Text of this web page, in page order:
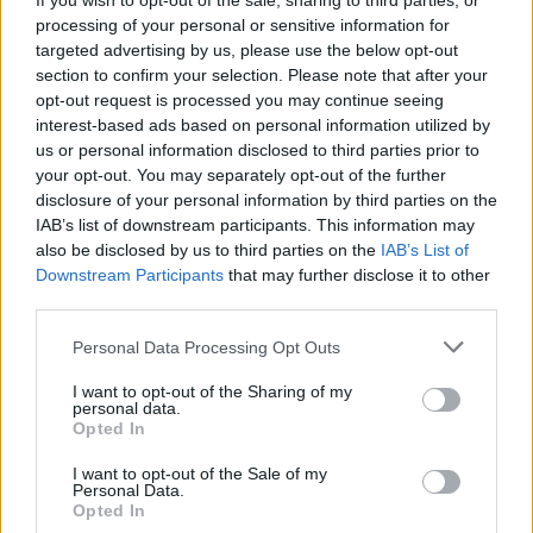
processing of your personal or sensitive information for
targeted advertising by us, please use the below opt-out
section to confirm your selection. Please note that after your
opt-out request is processed you may continue seeing
interest-based ads based on personal information utilized by
us or personal information disclosed to third parties prior to
your opt-out. You may separately opt-out of the further
disclosure of your personal information by third parties on the
IAB’s list of downstream participants. This information may
also be disclosed by us to third parties on the IAB’s List of
Downstream Participants that may further disclose it to other
Personal Data Processing Opt Outs
I want to opt-out of the Sharing of my
personal data.
Opted In
I want to opt-out of the Sale of my
Personal Data.
Opted In
spermy prawdopodobnie nastąpił w środku
pochwy ( po pójściu do toalety odkryłam, że
cała okolica mojej pochwy jest mokra od
spermy) Dziś, 4 stycznia ok godziny 13 ( mniej
więcej 12 godzin po stosunku) przyjęłam
tabletkę ellaOne Jakie w tej sytuacji są szanse
na zajście w ciążę i czy one wgl istnieją Jestem
przerażona sytuacja, pierwszy raz pękła nam
gumka, pierwszy raz partner spuścił się
wewnątrz mnie I pierwszy raz brałam taką
tabletkę Bardzo się boję że kalendarzyk z
aplikacji w telefonie mógł zawieść i na przykład
dzień owulacji nastąpił nie 29 grudnia tylko o
o szczerą poradę i pomoc, bo odchodzę od
gość
Krwawienie
Cześć. Chciałam się poradzić bo mój problem
trwa już pół roku . Pół roku temu zaczęłam
plamić dodam że od 3 lat biorę tabletki
antykoncepcyjne ( vibin )Gdy zaczęłam plamić a
miesiączek można powiedzieć że nie miałam już
w ogóle bo moje plamienia trwają np kilka dni
moje plamienia pojawiaja się gdy coś podniosę
poszłam pierwszy raz do ginekologa z moimi
płomieniami, przebadał mnie , wszytko ok dał
pomogły ) i kazał przyjść za miesiąc . Po czym
udałam się na kolejną wizytę i doktor
Antykoncepcja
POWIĄZANE
Tematy antykoncepcja metody antykoncepcyjne
tabletka antykoncepcyjna plastry antykoncepcyjne
wkładka wewnątrzmaciczna
Reklama: